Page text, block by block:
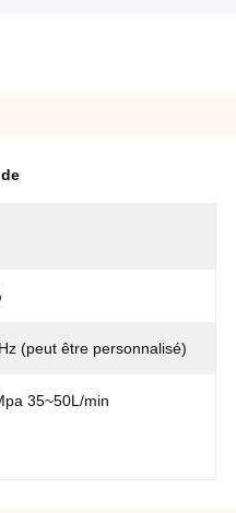
(peut être personnalisé)
35~50L/min